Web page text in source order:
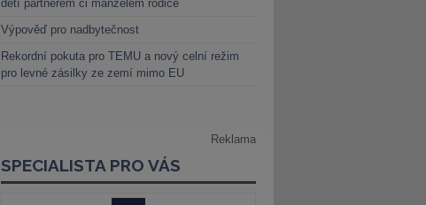
dětí partnerem či manželem rodiče
Výpověď pro nadbytečnost
Rekordní pokuta pro TEMU a nový celní režim
pro levné zásilky ze zemí mimo EU